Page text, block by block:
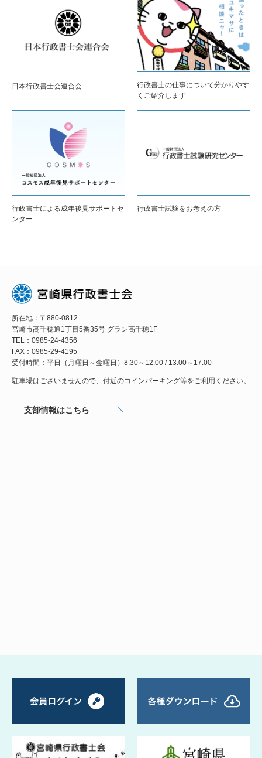
日本行政書士会連合会
行政書士の仕事について分かりやす
くご紹介します
行政書士による成年後見サポートセ
ンター
行政書士試験をお考えの方
所在地：〒880-0812
宮崎市高千穂通1丁目5番35号 グラン高千穂1F
TEL：0985-24-4356
FAX：0985-29-4195
受付時間：平日（月曜日～金曜日）8:30～12:00 / 13:00～17:00
駐車場はございませんので、付近のコインパーキング等をご利用ください。
支部情報はこちら